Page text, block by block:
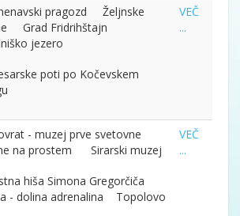
pragozd Željnske
Grad Fridrihštajn
jezero
poti po Kočevskem
VEČ
...
- muzej prve svetovne
na prostem Sirarski muzej
hiša Simona Gregorčiča
- dolina adrenalina Topolovo
VEČ
...